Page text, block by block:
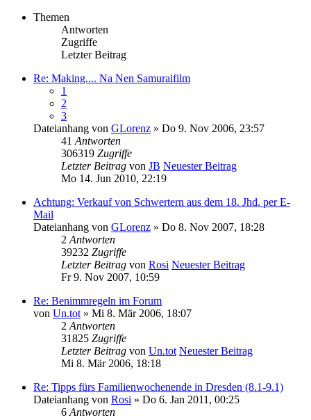
Themen
Antworten
Zugriffe
Letzter Beitrag
Re: Making.... Na Nen Samuraifilm
1
2
3
Dateianhang von GLorenz » Do 9. Nov 2006, 23:57
41 Antworten
306319 Zugriffe
Letzter Beitrag von JB Neuester Beitrag
Mo 14. Jun 2010, 22:19
Achtung: Verkauf von Schwertern aus dem 18. Jhd. per E-
Mail
Dateianhang von GLorenz » Do 8. Nov 2007, 18:28
2 Antworten
39232 Zugriffe
Letzter Beitrag von Rosi Neuester Beitrag
Fr 9. Nov 2007, 10:59
Re: Benimmregeln im Forum
von Un.tot » Mi 8. Mär 2006, 18:07
2 Antworten
31825 Zugriffe
Letzter Beitrag von Un.tot Neuester Beitrag
Mi 8. Mär 2006, 18:18
Re: Tipps fürs Familienwochenende in Dresden (8.1-9.1)
Dateianhang von Rosi » Do 6. Jan 2011, 00:25
6 Antworten